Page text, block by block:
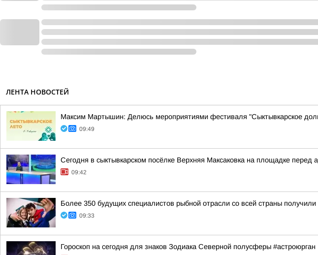
ЛЕНТА НОВОСТЕЙ
Максим Мартышин: Делюсь мероприятиями фестиваля "Сыктывкарское
09:49
Сегодня в сыктывкарском посёлке Верхняя Максаковка на площадке
09:42
Более 350 будущих специалистов рыбной отрасли со всей страны
09:33
Гороскоп на сегодня для знаков Зодиака Северной полусферы #астроюрган